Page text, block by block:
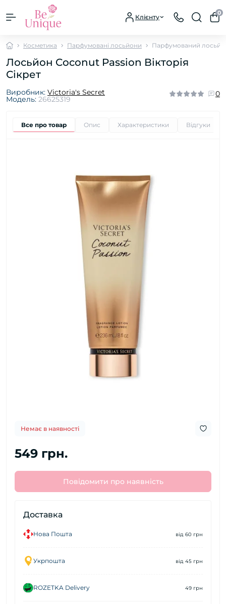
Клієнту
0
Косметика Парфумовані лосьйони Парфумований
Лосьйон Coconut Passion Вікторія
Сікрет
Виробник: Victoria's Secret
Модель: 26625319
0
Все про товар Опис Характеристики Відгуки
Немає в наявності
549 грн.
Повідомити про наявність
Доставка
Нова Пошта від 60 грн
Укрпошта від 45 грн
ROZETKA Delivery 49 грн